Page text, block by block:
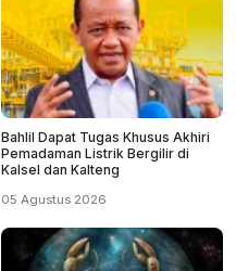
Bahlil Dapat Tugas Khusus Akhiri
Pemadaman Listrik Bergilir di
Kalsel dan Kalteng
05 Agustus 2026